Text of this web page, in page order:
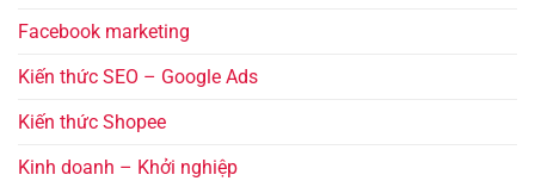
Facebook marketing
Kiến thức SEO – Google Ads
Kiến thức Shopee
Kinh doanh – Khởi nghiệp